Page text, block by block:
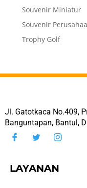
Souvenir Miniatur
Souvenir
Trophy Golf
Jl. Gatotkaca No.409,
Banguntapan, Bantul,
LAYANAN